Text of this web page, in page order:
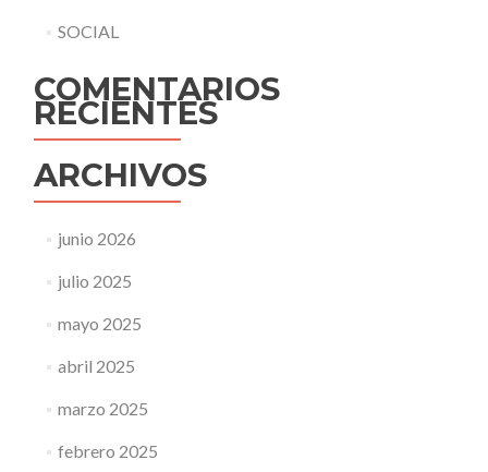
SOCIAL
COMENTARIOS
RECIENTES
ARCHIVOS
junio 2026
julio 2025
mayo 2025
abril 2025
marzo 2025
febrero 2025